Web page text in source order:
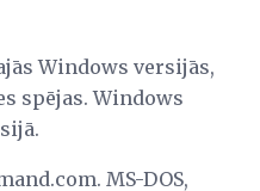
Windows versijās,
spējas. Windows
MS-DOS,